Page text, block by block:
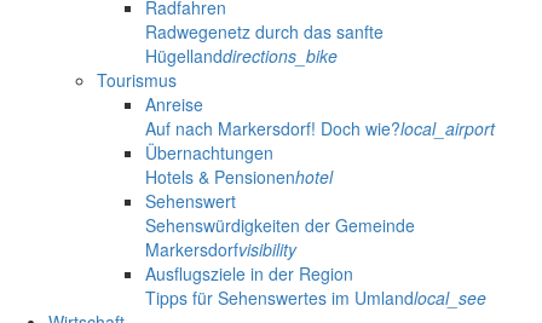
Radfahren
Radwegenetz durch das sanfte
Hügellanddirections_bike
Tourismus
Anreise
Auf nach Markersdorf! Doch wie?local_airport
Übernachtungen
Hotels & Pensionenhotel
Sehenswert
Sehenswürdigkeiten der Gemeinde
Markersdorfvisibility
Ausflugsziele in der Region
Tipps für Sehenswertes im Umlandlocal_see